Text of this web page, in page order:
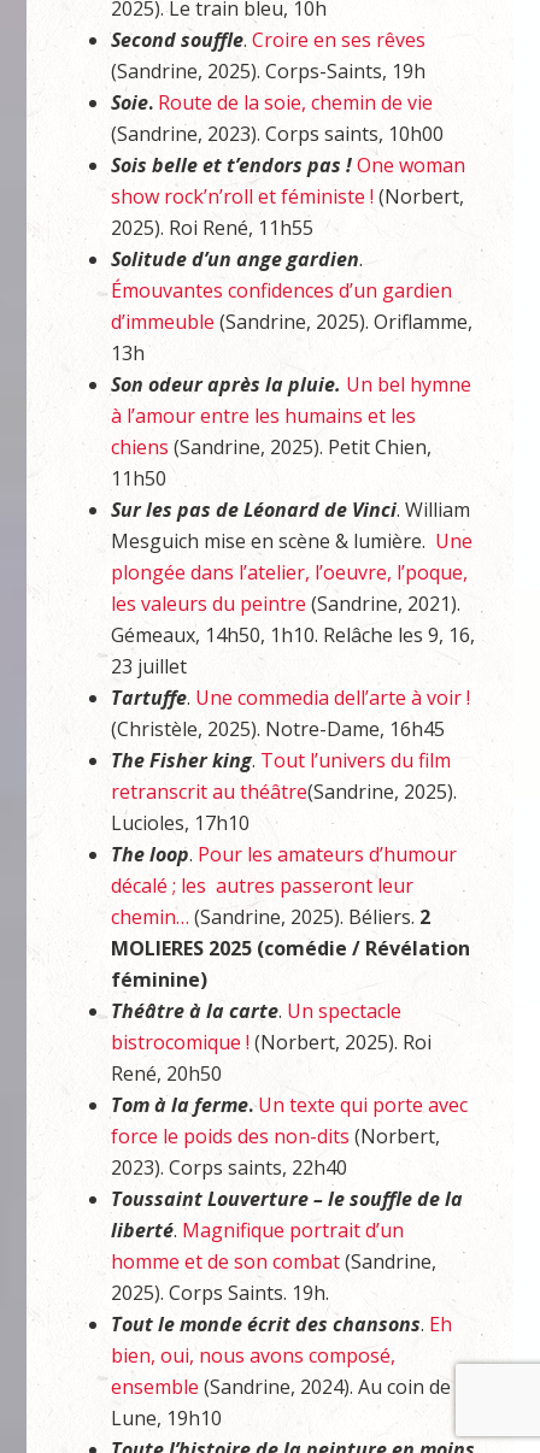
2025). Le train bleu, 10h
Second souffle.Croire en ses rêves
(Sandrine, 2025). Corps-Saints, 19h
Soie. Route de la soie, chemin de vie
(Sandrine, 2023). Corps saints, 10h00
Sois belle et t’endors pas !One woman
show rock’n’roll et féministe !(Norbert,
2025). Roi René, 11h55
Solitude d’un ange gardien.
Émouvantes confidences d’un gardien
d’immeuble (Sandrine, 2025). Oriflamme,
13h
Son odeur après la pluie. Un bel hymne
à l’amour entre les humains et les
chiens(Sandrine, 2025). Petit Chien,
11h50
Sur les pas de Léonard de Vinci. William
Mesguich mise en scène & lumière. Une
plongée dans l’atelier, l’oeuvre, l’poque,
les valeurs du peintre (Sandrine, 2021).
Gémeaux, 14h50, 1h10. Relâche les 9, 16,
23 juillet
Tartuffe. Une commedia dell’arte à voir !
(Christèle, 2025). Notre-Dame, 16h45
The Fisher king. Tout l’univers du film
retranscrit au théâtre(Sandrine, 2025).
Lucioles, 17h10
The loop.Pour les amateurs d’humour
décalé ; les autres passeront leur
chemin… (Sandrine, 2025). Béliers. 2
MOLIERES 2025 (comédie / Révélation
féminine)
Théâtre à la carte. Un spectacle
bistrocomique !(Norbert, 2025). Roi
René, 20h50
Tom à la ferme.Un texte qui porte avec
force le poids des non-dits (Norbert,
2023). Corps saints, 22h40
Toussaint Louverture – le souffle de la
liberté. Magnifique portrait d’un
homme et de son combat(Sandrine,
2025). Corps Saints. 19h.
Tout le monde écrit des chansons. Eh
bien, oui, nous avons composé,
ensemble (Sandrine, 2024). Au coin de la
Lune, 19h10